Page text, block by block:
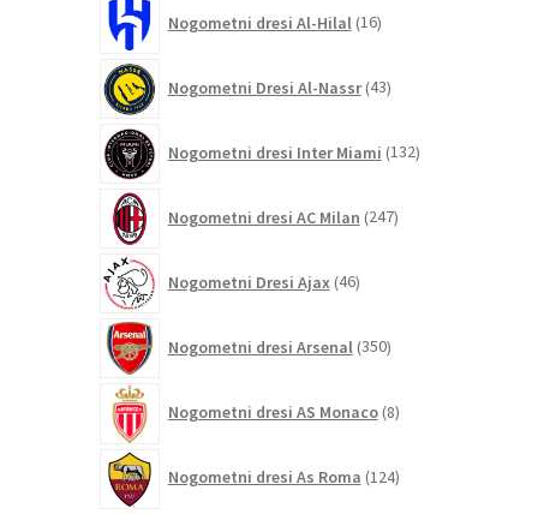
Nogometni dresi Al-Hilal 16izdelkov
Nogometni Dresi Al-Nassr 43izdelkov
Nogometni dresi Inter Miami 132izdelkov
Nogometni dresi AC Milan 247izdelkov
Nogometni Dresi Ajax 46izdelkov
Nogometni dresi Arsenal 350izdelkov
Nogometni dresi AS Monaco 8izdelkov
Nogometni dresi As Roma 124izdelkov